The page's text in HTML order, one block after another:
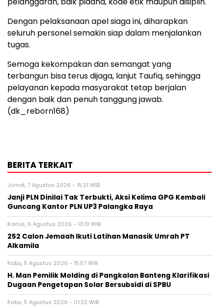
Dengan pelaksanaan apel siaga ini, diharapkan
seluruh personel semakin siap dalam menjalankan
tugas.
Semoga kekompakan dan semangat yang
terbangun bisa terus dijaga, lanjut Taufiq, sehingga
pelayanan kepada masyarakat tetap berjalan
dengan baik dan penuh tanggung jawab.
(dk_reborn168)
BERITA TERKAIT
Jumat, 7 Agustus 2026 - 15:21 WIB
Janji PLN Dinilai Tak Terbukti, Aksi Kelima GPG Kembali
Guncang Kantor PLN UP3 Palangka Raya
Kamis, 6 Agustus 2026 - 13:19 WIB
252 Calon Jemaah Ikuti Latihan Manasik Umrah PT
Alkamila
Rabu, 5 Agustus 2026 - 15:57 WIB
H. Man Pemilik Molding di Pangkalan Banteng Klarifikasi
Dugaan Pengetapan Solar Bersubsidi di SPBU
Rabu, 5 Agustus 2026 - 01:32 WIB